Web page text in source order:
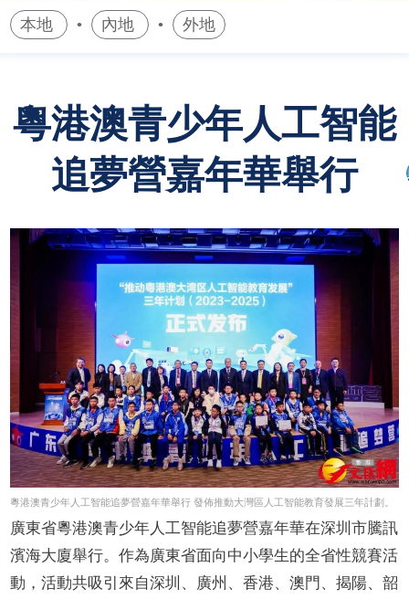
本地 • 內地 • 外地
粵港澳青少年人工智能
追夢營嘉年華舉行
粵港澳青少年人工智能追夢營嘉年華舉行 發佈推動大灣區人工智能教育發展三年計劃。
廣東省粵港澳青少年人工智能追夢營嘉年華在深圳市騰訊
濱海大廈舉行。作為廣東省面向中小學生的全省性競賽活
動，活動共吸引來自深圳、廣州、香港、澳門、揭陽、韶